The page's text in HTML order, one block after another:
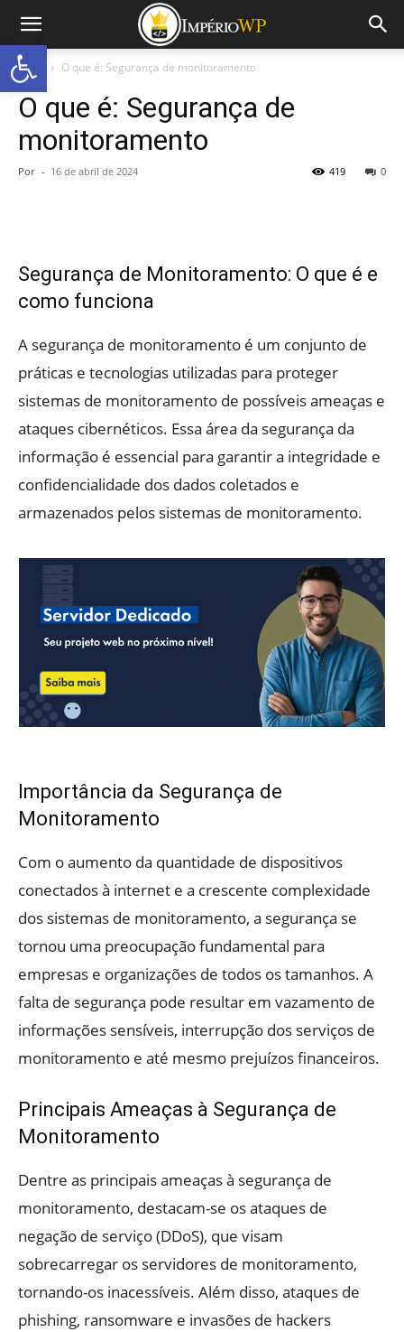
Início O que é: Segurança de monitoramento
O que é: Segurança de
monitoramento
Por - 16 de abril de 2024 0
419
Segurança de Monitoramento: O que é e
como funciona
A segurança de monitoramento é um conjunto de
práticas e tecnologias utilizadas para proteger
sistemas de monitoramento de possíveis ameaças e
ataques cibernéticos. Essa área da segurança da
informação é essencial para garantir a integridade e
confidencialidade dos dados coletados e
armazenados pelos sistemas de monitoramento.
Importância da Segurança de
Monitoramento
Com o aumento da quantidade de dispositivos
conectados à internet e a crescente complexidade
dos sistemas de monitoramento, a segurança se
tornou uma preocupação fundamental para
empresas e organizações de todos os tamanhos. A
falta de segurança pode resultar em vazamento de
informações sensíveis, interrupção dos serviços de
monitoramento e até mesmo prejuízos financeiros.
Principais Ameaças à Segurança de
Monitoramento
Dentre as principais ameaças à segurança de
monitoramento, destacam-se os ataques de
negação de serviço (DDoS), que visam
sobrecarregar os servidores de monitoramento,
tornando-os inacessíveis. Além disso, ataques de
phishing, ransomware e invasões de hackers
Abrir a barra de ferramentas